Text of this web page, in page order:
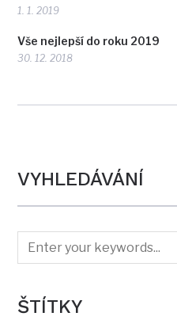
1. 1. 2019
Vše nejlepší do roku 2019
30. 12. 2018
VYHLEDÁVÁNÍ
ŠTÍTKY